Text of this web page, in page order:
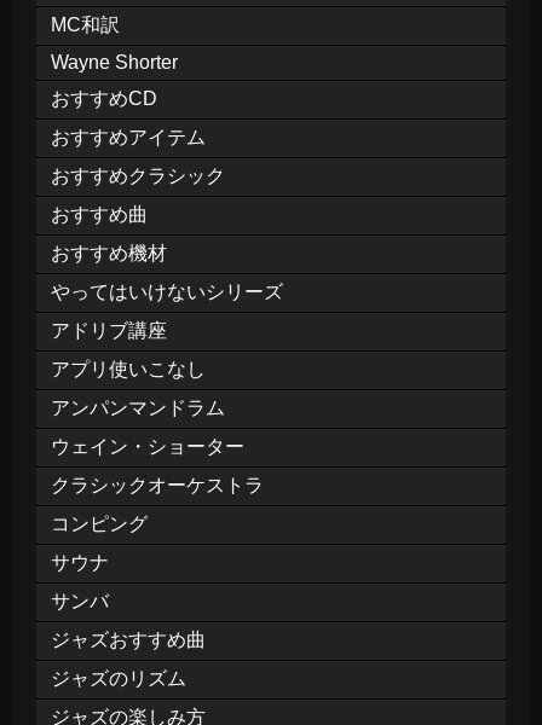
MC和訳
Wayne Shorter
おすすめCD
おすすめアイテム
おすすめクラシック
おすすめ曲
おすすめ機材
やってはいけないシリーズ
アドリブ講座
アプリ使いこなし
アンパンマンドラム
ウェイン・ショーター
クラシックオーケストラ
コンピング
サウナ
サンバ
ジャズおすすめ曲
ジャズのリズム
ジャズの楽しみ方